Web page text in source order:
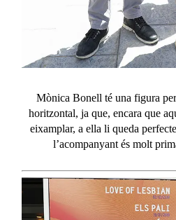
Mònica Bonell té una figura
horitzontal, ja que, encara que
eixamplar, a ella li queda
l’acompanyant és molt